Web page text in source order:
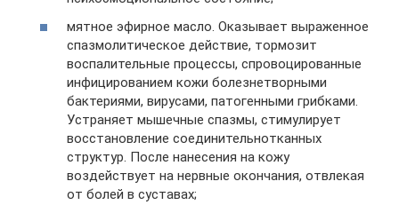
мятное эфирное масло. Оказывает выраженное
спазмолитическое действие, тормозит
воспалительные процессы, спровоцированные
инфицированием кожи болезнетворными
бактериями, вирусами, патогенными грибками.
Устраняет мышечные спазмы, стимулирует
восстановление соединительнотканных
структур. После нанесения на кожу
воздействует на нервные окончания, отвлекая
от болей в суставах;